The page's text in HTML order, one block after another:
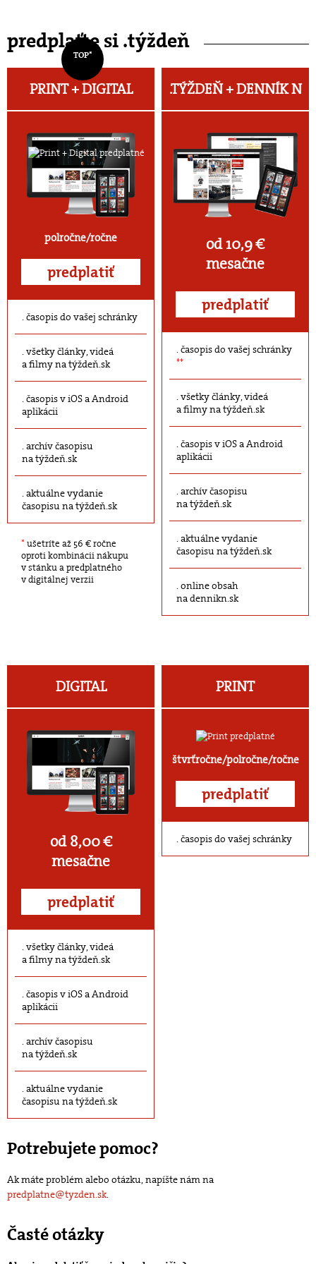
predplaťte si .týždeň
TOP*
PRINT + DIGITAL
polročne/ročne
predplatiť
časopis do vašej schránky
všetky články, videá
a filmy na týždeň.sk
časopis v iOS a Android
aplikácii
archív časopisu
na týždeň.sk
aktuálne vydanie
časopisu na týždeň.sk
* ušetríte až 56 € ročne
oproti kombinácii nákupu
v stánku a predplatného
v digitálnej verzii
.TÝŽDEŇ +DENNÍK N
od 10,9 €
mesačne
predplatiť
časopis do vašej schránky
**
všetky články, videá
a filmy na týždeň.sk
časopis v iOS a Android
aplikácii
archív časopisu
na týždeň.sk
aktuálne vydanie
časopisu na týždeň.sk
online obsah
na dennikn.sk
DIGITAL
od 8,00 €
mesačne
predplatiť
všetky články, videá
a filmy na týždeň.sk
časopis v iOS a Android
aplikácii
archív časopisu
na týždeň.sk
aktuálne vydanie
časopisu na týždeň.sk
PRINT
štvrťročne/polročne/ročne
predplatiť
časopis do vašej schránky
Potrebujete pomoc?
Ak máte problém alebo otázku, napíšte nám na
predplatne@tyzden.sk.
Časté otázky